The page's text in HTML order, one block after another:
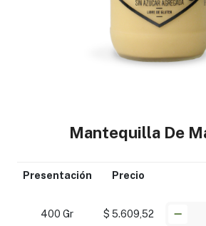
Mantequilla De
Presentación Precio
400 Gr $ 5.609,52